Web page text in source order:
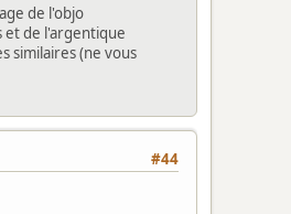
de l'objo
et de l'argentique
similaires (ne vous
#44